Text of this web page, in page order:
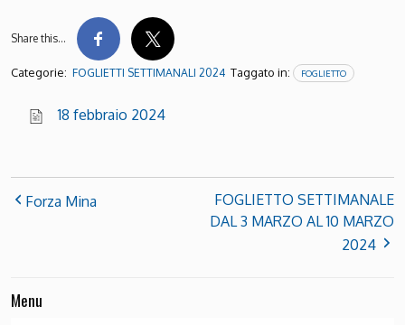
Share this…
Categorie: FOGLIETTI SETTIMANALI 2024 Taggato in: FOGLIETTO
18 febbraio 2024
Forza Mina
FOGLIETTO SETTIMANALE
DAL 3 MARZO AL 10 MARZO
2024
Menu